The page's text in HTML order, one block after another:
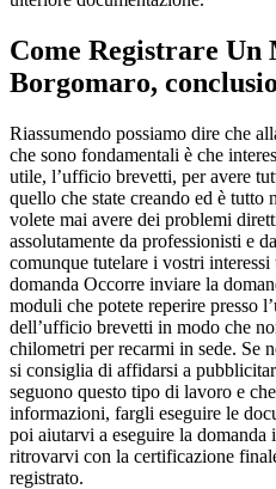
Come Registrare Un
Borgomaro,
Riassumendo possiamo dire che
che sono fondamentali è che
utile, l’ufficio brevetti, per avere
quello che state creando ed è
volete mai avere dei problemi
assolutamente da professionisti e
comunque tutelare i vostri
domanda Occorre inviare la
moduli che potete reperire presso
dell’ufficio brevetti in modo che
chilometri per recarmi in sede. Se
si consiglia di affidarsi a
seguono questo tipo di lavoro e
informazioni, fargli eseguire le
poi aiutarvi a eseguire la domanda
ritrovarvi con la certificazione
registrato.